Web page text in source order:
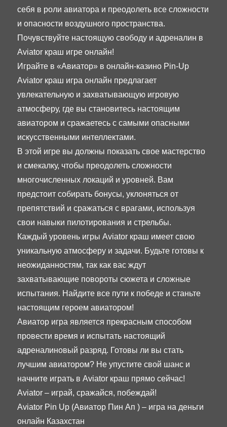
себя в роли авиатора и преодолеть все сложности
и опасности воздушного пространства.
Почувствуйте настоящую свободу и адреналин в
Aviator краш игре онлайн!
Играйте в «Авиатор» в онлайн-казино Pin-Up
Aviator краш игра онлайн предлагает
увлекательную и захватывающую игровую
атмосферу, где вы становитесь настоящим
авиатором и сражаетесь с самыми опасными
искусственными интеллектами.
В этой игре вы должны показать свое мастерство
и смекалку, чтобы преодолеть сложности
многочисленных локаций и уровней. Вам
предстоит собирать бонусы, уклоняться от
препятствий и сражаться с врагами, используя
свои навыки пилотирования и стрельбы.
Каждый уровень игры Aviator краш имеет свою
уникальную атмосферу и задачи. Будьте готовы к
неожиданностям, так как вас ждут
захватывающие повороты сюжета и сложные
испытания. Найдите все пути к победе и станьте
настоящим героем авиатором!
Авиатор игра является прекрасным способом
провести время и испытать настоящий
адреналиновый разряд. Готовы ли вы стать
лучшим авиатором? Не упустите свой шанс и
начните играть в Aviator краш прямо сейчас!
Aviator – играй, сражайся, побеждай!
Aviator Pin Up (Авиатор Пин Ап ) – игра на деньги
онлайн Казахстан